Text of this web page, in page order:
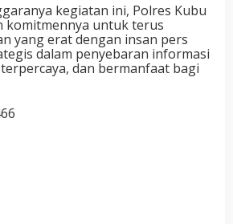
kegiatan ini, Polres Kubu
komitmennya untuk terus
yang erat dengan insan pers
dalam penyebaran informasi
dan bermanfaat bagi